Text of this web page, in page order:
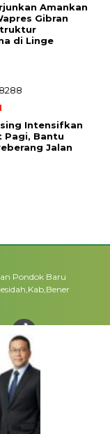
Amankan
Gibran
di Linge
Intensifkan
Pagi, Bantu
Jalan
Pondok Baru
web.whatsapp.com